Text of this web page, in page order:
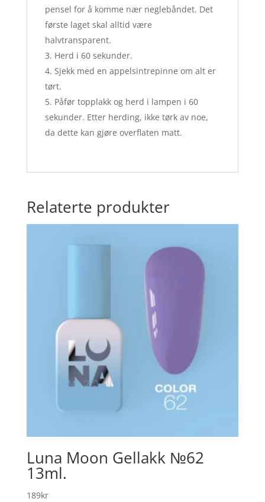
pensel for å komme nær neglebåndet. Det
første laget skal alltid være
halvtransparent.
Herd i 60 sekunder.
Sjekk med en appelsintrepinne om alt er
tørt.
Påfør topplakk og herd i lampen i 60
sekunder. Etter herding, ikke tørk av noe,
da dette kan gjøre overflaten matt.
Relaterte produkter
Luna Moon Gellakk №62
13ml.
189kr